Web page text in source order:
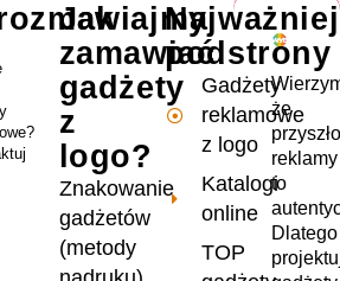
że
reklamy
to
Dlatego
podstrony
Gadżety
reklamowe
z logo
Katalogi
online
TOP
Jak
zamawiać
gadżety
z
logo?
Znakowanie
gadżetów
(metody